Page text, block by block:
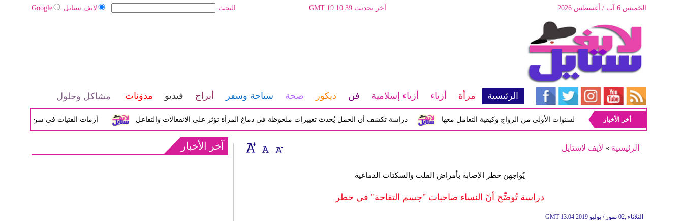
لايف ستايل Google البحث آخر تحديث GMT 19:10:39 الخميس 6 آب / أغسطس 2026
الرئيسية مرأة أزياء أزياء إسلامية فن ديكور صحة سياحة وسفر أبراج فيديو مدوَنات مشاكل وحلول
أزمات الفتيات في سن المراهقة بين دراسة تكشف أن الحمل يُحدث تغييرات ملحوظة في دماغ المرأة تؤثر على الانفعالات والتفاعل أبرز المشاكل شيوعاً في السنوات الأولى من الزواج وكيفية التعامل معها
أخر الأخبار
الرئيسية » لايف لاستايل
يُواجهن خطر الإصابة بأمراض القلب والسكتات الدماغية
دراسة تُوضِّح أنّ النساء صاحبات "جسم التفاحة" في خطر
GMT 13:04 2019 الثلاثاء ,02 تموز / يوليو
آخر الأخبار